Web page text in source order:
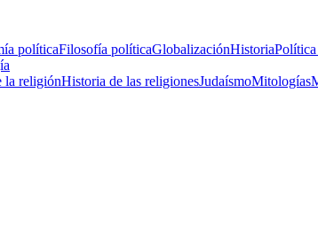
políticaFilosofía políticaGlobalizaciónHistoria
la religiónHistoria de las religionesJudaísmoMitologías